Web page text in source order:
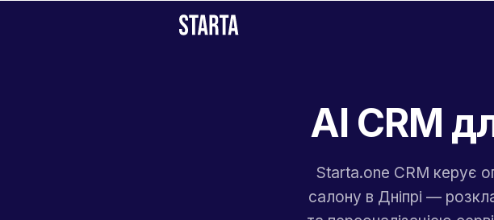
AI CRM
Starta.one CRM керує
салону в Дніпрі —